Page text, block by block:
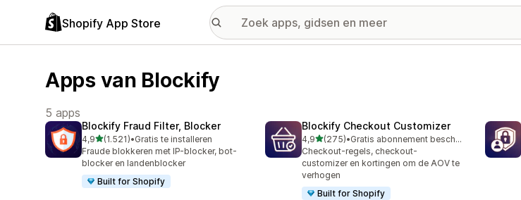
Shopify App Store
Apps van Blockify
5 apps
Blockify Fraud Filter, Blocker
4,9van 5 sterren
(1.521)
1521 recensies in totaal
•Gratis te installeren
Fraude blokkeren met IP-blocker, bot-
blocker en landenblocker
Built for Shopify
Blockify Checkout Customizer
4,9van 5 sterren
(275)
275 recensies in totaal
•
Gratis abonnement beschikbaar
Checkout-regels, checkout-
customizer en kortingen om de AOV te
verhogen
Built for Shopify